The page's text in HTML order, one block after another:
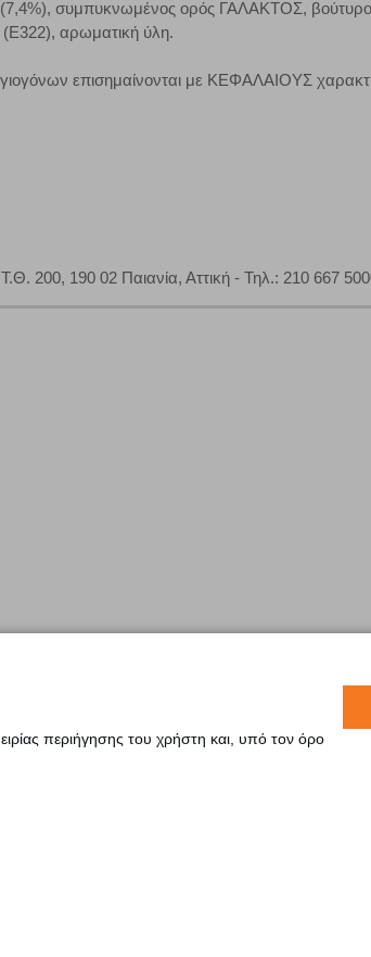
συμπυκνωμένος ορός ΓΑΛΑΚΤΟΣ,
(Ε322), αρωματική ύλη.
επισημαίνονται με ΚΕΦΑΛΑΙΟΥΣ
190 02 Παιανία, Αττική - Τηλ.: 210 667
περιήγησης του χρήστη και, υπό τον όρο
και ενεργοποιημένη. Έχετε ωστόσο τη
την περίπτωση ορισμένα τμήματα του ιστότοπου να μη